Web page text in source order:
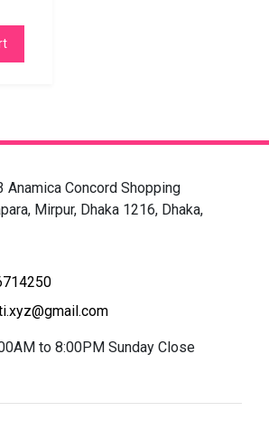
Anamica Concord Shopping
Mirpur, Dhaka 1216, Dhaka,
to 8:00PM Sunday Close